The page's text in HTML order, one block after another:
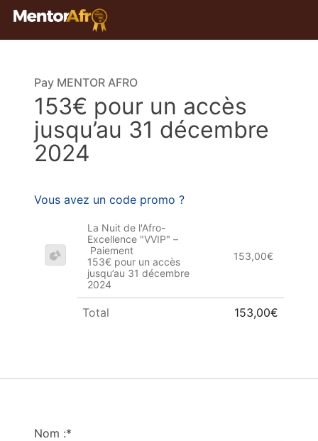
Nom :*
Pay MENTOR AFRO
153€ pour un accès
jusqu’au 31 décembre
2024
Vous avez un code promo ?
La Nuit de l'Afro-
Excellence "VVIP" –
Paiement
153€ pour un accès
jusqu’au 31 décembre
2024
153,00€
Total 153,00€